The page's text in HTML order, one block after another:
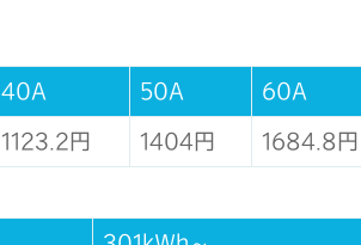
40A 50A 60A
1123.2円 1404円 1684.8円